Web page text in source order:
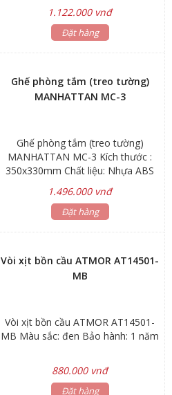
ABS, inox304 Màu sắc: màu trắng
Chịu trọng lượng: 130Kg Bảo hành:
2 năm
1.122.000 vnđ
Đặt hàng
Ghế phòng tắm (treo tường)
MANHATTAN MC-3
Ghế phòng tắm (treo tường)
MANHATTAN MC-3 Kích thước :
350x330mm Chất liệu: Nhựa ABS
mạ Màu sắc: màu xám Chịu trọng
lượng: 150Kg Bảo hành: 2 năm
1.496.000 vnđ
Đặt hàng
Vòi xịt bồn cầu ATMOR AT14501-
MB
Vòi xịt bồn cầu ATMOR AT14501-
MB Màu sắc: đen Bảo hành: 1 năm
880.000 vnđ
Đặt hàng